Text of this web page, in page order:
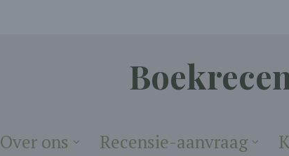
Over ons Recensie-aanvraag